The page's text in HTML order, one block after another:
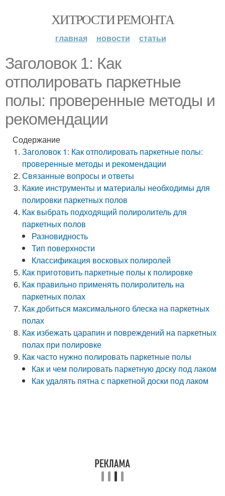
ХИТРОСТИ РЕМОНТА
главная новости статьи
Заголовок 1: Как
отполировать паркетные
полы: проверенные методы и
рекомендации
Содержание
Заголовок 1: Как отполировать паркетные полы:
проверенные методы и рекомендации
Связанные вопросы и ответы
Какие инструменты и материалы необходимы для
полировки паркетных полов
Как выбрать подходящий полиролитель для
паркетных полов
Разновидность
Тип поверхности
Классификация восковых полиролей
Как приготовить паркетные полы к полировке
Как правильно применять полиролитель на
паркетных полах
Как добиться максимального блеска на паркетных
полах
Как избежать царапин и повреждений на паркетных
полах при полировке
Как часто нужно полировать паркетные полы
Как и чем полировать паркетную доску под лаком
Как удалять пятна с паркетной доски под лаком